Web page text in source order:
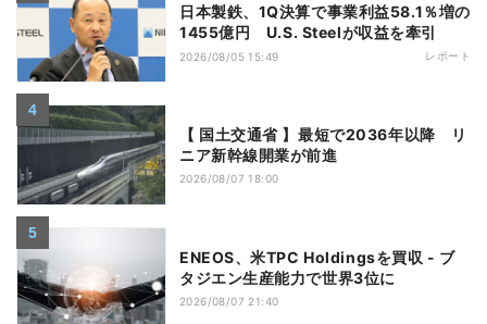
日本製鉄、1Q決算で事業利益58.1％増の
1455億円 U.S. Steelが収益を牽引
2026/08/05 15:49 レポート
【 国土交通省 】最短で2036年以降 リ
ニア新幹線開業が前進
2026/08/07 18:00
ENEOS、米TPC Holdingsを買収 - ブ
タジエン生産能力で世界3位に
2026/08/07 21:40